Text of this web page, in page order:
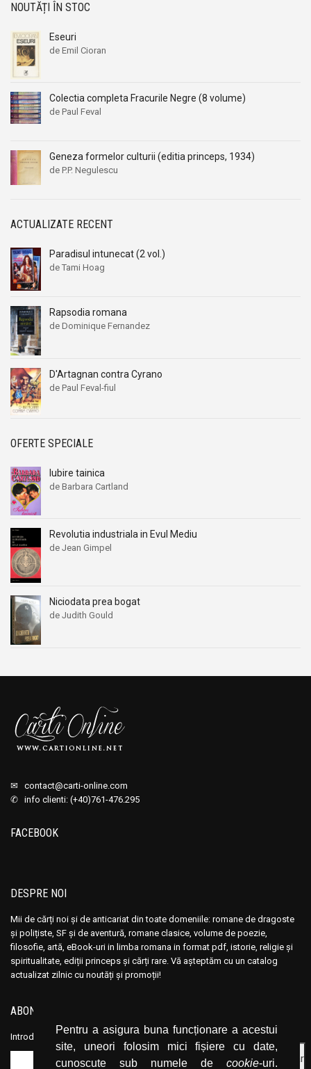
Pentru a asigura buna funcționare a acestui
site, uneori folosim mici fișiere cu date,
cunoscute sub numele de cookie-uri.
NOUTĂȚI ÎN STOC
Eseuri
de Emil Cioran
Colectia completa Fracurile Negre (8 volume)
de Paul Feval
Geneza formelor culturii (editia princeps, 1934)
de P.P. Negulescu
ACTUALIZATE RECENT
Paradisul intunecat (2 vol.)
de Tami Hoag
Rapsodia romana
de Dominique Fernandez
D'Artagnan contra Cyrano
de Paul Feval-fiul
OFERTE SPECIALE
Iubire tainica
de Barbara Cartland
Revolutia industriala in Evul Mediu
de Jean Gimpel
Niciodata prea bogat
de Judith Gould
✉ contact@carti-online.com
✆ info clienti: (+40)761-476.295
FACEBOOK
DESPRE NOI
Mii de cărți noi și de anticariat din toate domeniile: romane de dragoste
și polițiste, SF și de aventură, romane clasice, volume de poezie,
filosofie, artă, eBook-uri in limba romana in format pdf, istorie, religie și
spiritualitate, ediții princeps și cărți rare. Vă așteptăm cu un catalog
actualizat zilnic cu noutăți și promoții!
ABONEAZĂ-TE LA NEWSLETTER
Introduceți adresa dvs. de email și dați click pe butonul de abonare.